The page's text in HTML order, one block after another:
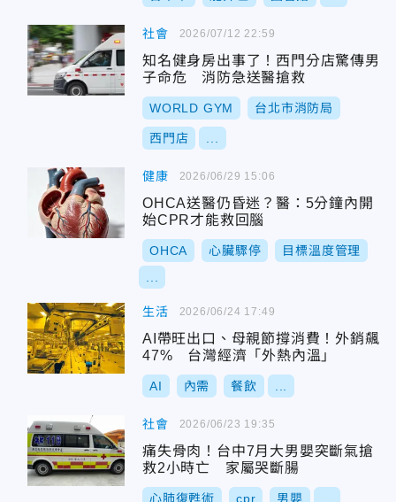
社會
知名健身房出事了！西門分店驚傳男
子命危 消防急送醫搶救
WORLD GYM 台北市消防局
西門店
2026/07/12 22:59
健康
OHCA送醫仍昏迷？醫：5分鐘內開
始CPR才能救回腦
OHCA 心臟驟停 目標溫度管理
2026/06/29 15:06
生活
AI帶旺出口、母親節撐消費！外銷飆
47% 台灣經濟「外熱內溫」
AI 內需 餐飲
2026/06/24 17:49
社會
痛失骨肉！台中7月大男嬰突斷氣搶
救2小時亡 家屬哭斷腸
心肺復甦術 cpr 男嬰
2026/06/23 19:35